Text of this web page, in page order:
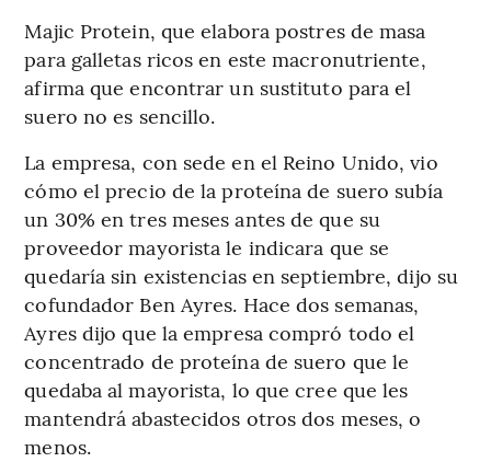
Majic Protein, que elabora postres de masa
para galletas ricos en este macronutriente,
afirma que encontrar un sustituto para el
suero no es sencillo.
La empresa, con sede en el Reino Unido, vio
cómo el precio de la proteína de suero subía
un 30% en tres meses antes de que su
proveedor mayorista le indicara que se
quedaría sin existencias en septiembre, dijo su
cofundador Ben Ayres. Hace dos semanas,
Ayres dijo que la empresa compró todo el
concentrado de proteína de suero que le
quedaba al mayorista, lo que cree que les
mantendrá abastecidos otros dos meses, o
menos.